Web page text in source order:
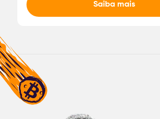
Saiba mais